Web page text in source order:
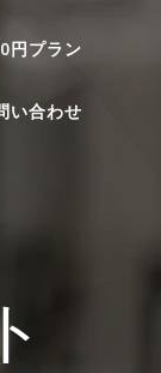
円プラン
い合わせ